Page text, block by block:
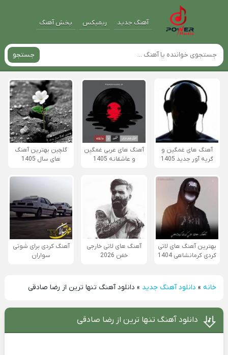
آهنگ جدید ریمیکس پخش آهنگ
جستجو
آهنگ های غمگین و
گریه آور جدید 1405
آهنگ های عربی غمگین
و عاشقانه 1405
گلچین بهترین آهنگ
های سال 1405
بهترین آهنگ های لاتی
کردی کرمانشاهی 1404
آهنگ های لاتی خارجی
خفن 2026
آهنگ کردی برای شوتی
سواران
خانه» دانلود آهنگ جدید » دانلود آهنگ تنها ترین از رضا صادقی
دانلود آهنگ تنها ترین از رضا صادقی